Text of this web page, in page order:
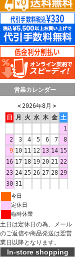
営業カレンダー
＜ 2026年8月 ＞
日
月 火 水 木 金 土
1
2
3 4 5 6 7
8
9 10 11 12 13 14 15
16 17 18 19 20 21 22
23 24 25 26 27 28 29
30 31
今日
定休日
臨時休業
土日は定休日の為、メール
のご返信や商品発送は翌営
業日以降となります。
In-store shopping